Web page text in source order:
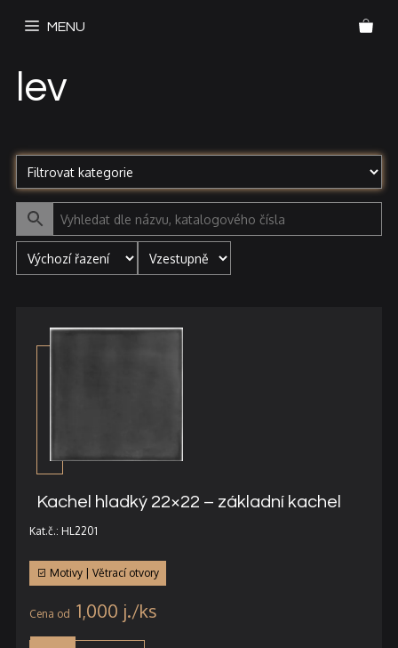
MENU
lev
Kachel hladký 22×22 – základní kachel
Kat.č.: HL2201
Motivy | Větrací otvory
1,000 j.